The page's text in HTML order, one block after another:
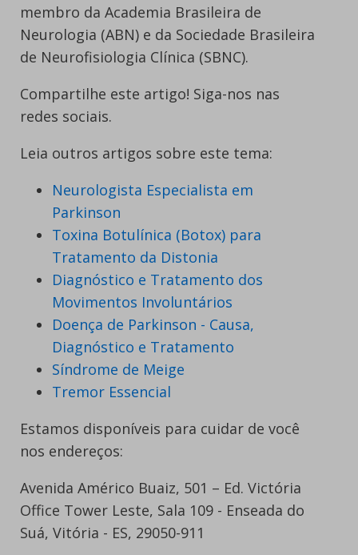
membro da Academia Brasileira de
Neurologia (ABN) e da Sociedade Brasileira
de Neurofisiologia Clínica (SBNC).
Compartilhe este artigo! Siga-nos nas
redes sociais.
Leia outros artigos sobre este tema:
Neurologista Especialista em
Parkinson
Toxina Botulínica (Botox) para
Tratamento da Distonia
Diagnóstico e Tratamento dos
Movimentos Involuntários
Doença de Parkinson - Causa,
Diagnóstico e Tratamento
Síndrome de Meige
Tremor Essencial
Estamos disponíveis para cuidar de você
nos endereços:
Avenida Américo Buaiz, 501 – Ed. Victória
Office Tower Leste, Sala 109 - Enseada do
Suá, Vitória - ES, 29050-911